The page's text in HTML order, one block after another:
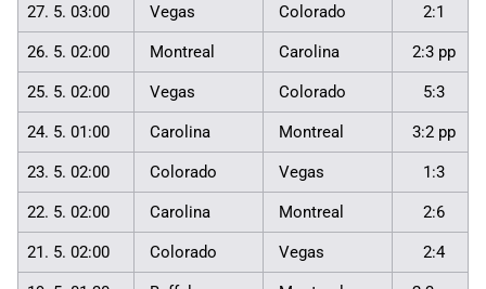
27. 5. 03:00 Vegas Colorado 2:1
26. 5. 02:00 Montreal Carolina 2:3 pp
25. 5. 02:00 Vegas Colorado 5:3
24. 5. 01:00 Carolina Montreal 3:2 pp
23. 5. 02:00 Colorado Vegas 1:3
22. 5. 02:00 Carolina Montreal 2:6
21. 5. 02:00 Colorado Vegas 2:4